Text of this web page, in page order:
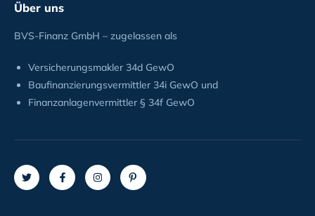
Über uns
BVS-Finanz GmbH – zugelassen als
Versicherungsmakler 34d GewO
Baufinanzierungsvermittler 34i GewO und
Finanzanlagenvermittler § 34f GewO